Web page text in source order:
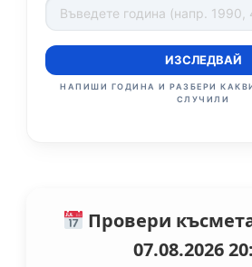
ИЗСЛЕДВАЙ
НАПИШИ ГОДИНА И РАЗБЕРИ
СЛУЧИЛИ
Провери
07.08.2026